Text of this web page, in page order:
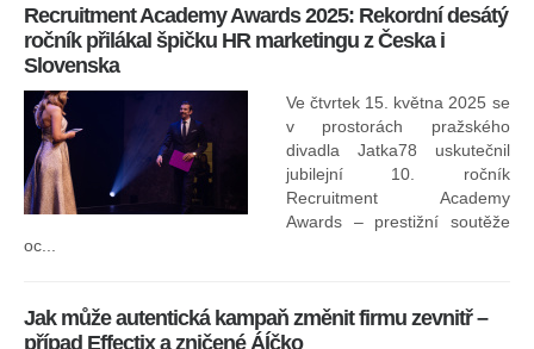
Recruitment Academy Awards 2025: Rekordní desátý
ročník přilákal špičku HR marketingu z Česka i
Slovenska
Ve čtvrtek 15. května 2025 se
v prostorách pražského
divadla Jatka78 uskutečnil
jubilejní 10. ročník
Recruitment Academy
Awards – prestižní soutěže
oc...
Jak může autentická kampaň změnit firmu zevnitř –
případ Effectix a zničené ÁÍčko